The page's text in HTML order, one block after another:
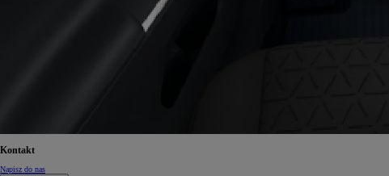
Kontakt
Napisz do nas